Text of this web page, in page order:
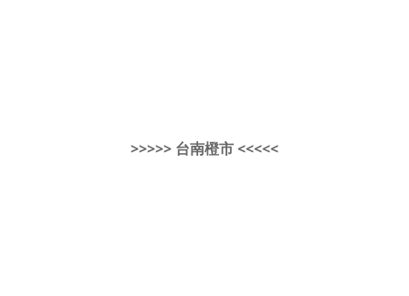
>>>>> 台南橙市 <<<<<